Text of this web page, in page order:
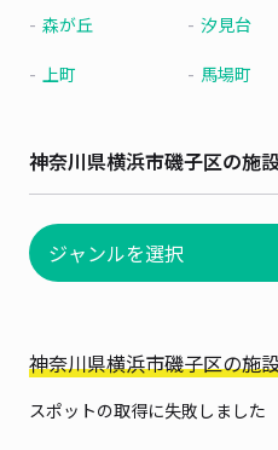
森が丘 汐見台
上町 馬場町
神奈川県横浜市磯子区の施
神奈川県横浜市磯子区の施
スポットの取得に失敗しました